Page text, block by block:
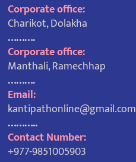
Corporate office:
Charikot, Dolakha
……….
Corporate office:
Manthali, Ramechhap
……….
Email:
kantipathonline@gmail.com
………..
Contact Number:
+977-9851005903